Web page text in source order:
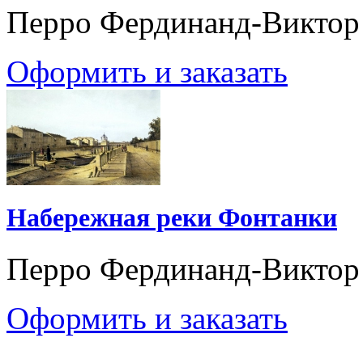
Перро Фердинанд-Виктор
Оформить и заказать
Набережная реки Фонтанки
Перро Фердинанд-Виктор
Оформить и заказать